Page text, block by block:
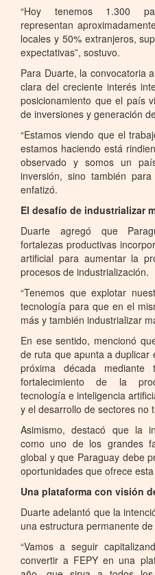
“Hoy tenemos 1.300
representan
locales y 50% extranjeros,
expectativas”, sostuvo.
Para Duarte, la convocatoria
clara del creciente interés
posicionamiento que el país
de inversiones y generación
“Estamos viendo que el
estamos haciendo está
observado y somos un
inversión, sino también
enfatizó.
El desafío de industrializar
Duarte agregó que
fortalezas productivas
artificial para aumentar la
procesos de industrialización.
“Tenemos que explotar
tecnología para que en el
más y también industrializar
En ese sentido, mencionó
de ruta que apunta a duplicar
próxima década mediante
fortalecimiento de la
tecnología e inteligencia
y el desarrollo de sectores no
Asimismo, destacó que la
como uno de los grandes
global y que Paraguay debe
oportunidades que ofrece
Una plataforma con visión
Duarte adelantó que la
una estructura permanente
“Vamos a seguir
convertir a FEPY en una